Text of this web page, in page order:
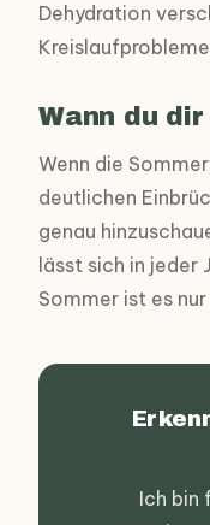
Dehydration
Wann du
Wenn die
deutlichen
genau
lässt sich in jeder
Sommer ist es
Ich bin